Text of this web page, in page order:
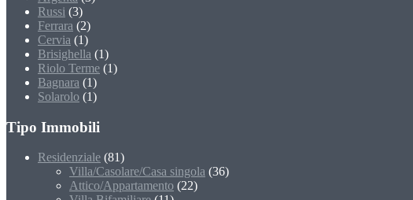
Russi (3)
Ferrara (2)
Cervia (1)
Brisighella (1)
Riolo Terme (1)
Bagnara (1)
Solarolo (1)
Tipo Immobili
Residenziale (81)
Villa/Casolare/Casa singola (36)
Attico/Appartamento (22)